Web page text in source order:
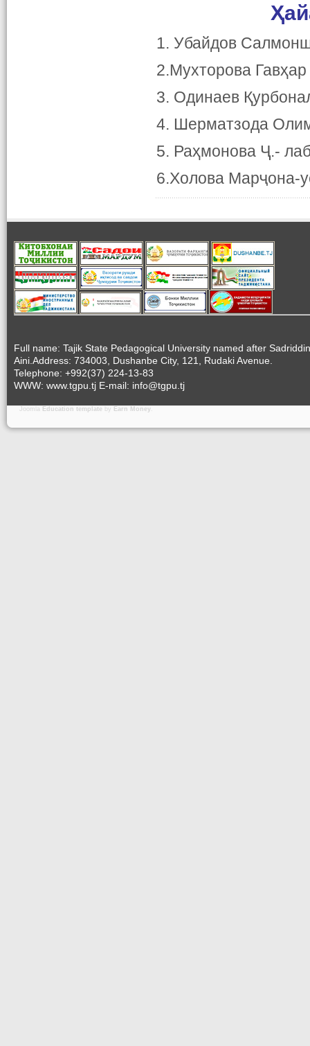
1. Убайдов
2.Мухторова
3. Одинаев
4. Шерматзода
5. Раҳмонова Ҷ.-
6.Холова Марҷона-
Full name: Tajik State Pedagogical University named after Sadriddin
Aini.Address: 734003, Dushanbe City, 121, Rudaki Avenue.
Telephone: +992(37) 224-13-83
WWW: www.tgpu.tj E-mail: info@tgpu.tj
Joomla Education template by Earn Money.